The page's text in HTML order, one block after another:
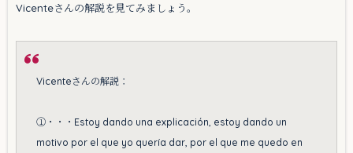
Vicenteさんの解説を見てみましょう。
Vicenteさんの解説：
①・・・Estoy dando una explicación, estoy dando un
motivo por el que yo quería dar, por el que me quedo en